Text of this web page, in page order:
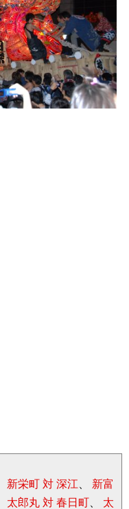
新栄町 対 深江
新富
太郎丸 対 春日町 太